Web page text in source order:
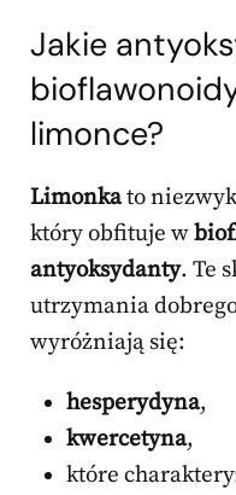
Jakie
limonce?
Limonkato
który obfituje w
antyoksydanty. Te
utrzymania
wyróżniają się:
hesperydyna,
kwercetyna,
które